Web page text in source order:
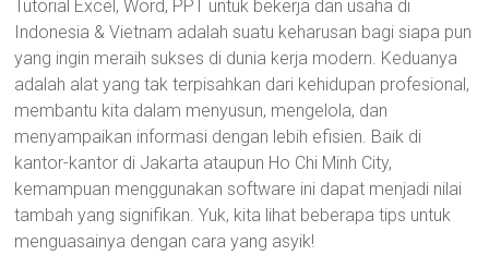
Tutorial Excel, Word, PPT untuk bekerja dan usaha di
Indonesia & Vietnam adalah suatu keharusan bagi siapa pun
yang ingin meraih sukses di dunia kerja modern. Keduanya
adalah alat yang tak terpisahkan dari kehidupan profesional,
membantu kita dalam menyusun, mengelola, dan
menyampaikan informasi dengan lebih efisien. Baik di
kantor-kantor di Jakarta ataupun Ho Chi Minh City,
kemampuan menggunakan software ini dapat menjadi nilai
tambah yang signifikan. Yuk, kita lihat beberapa tips untuk
menguasainya dengan cara yang asyik!